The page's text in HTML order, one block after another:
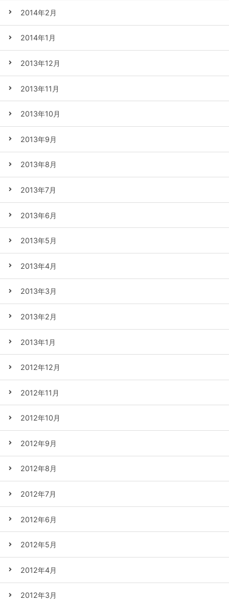
2014年2月
2014年1月
2013年12月
2013年11月
2013年10月
2013年9月
2013年8月
2013年7月
2013年6月
2013年5月
2013年4月
2013年3月
2013年2月
2013年1月
2012年12月
2012年11月
2012年10月
2012年9月
2012年8月
2012年7月
2012年6月
2012年5月
2012年4月
2012年3月